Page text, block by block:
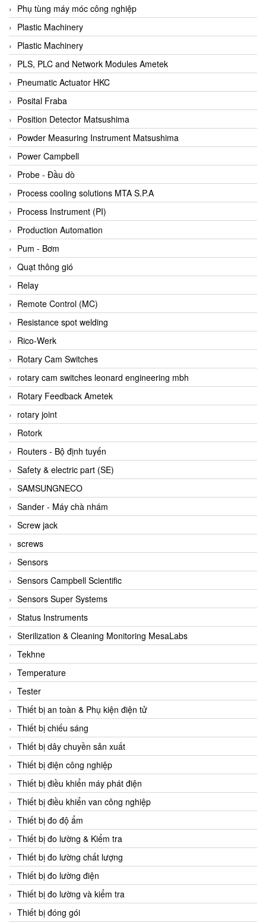
Bernstein Vietnam
Berthold
Bestech
Bestech
BETA
Bifold
Bihl+wiedemann
Bihl+wiedemann
Bilz
Binder Connector
Biotech
BirdX Vietnam
BK Vibro
Black Box
BlackBox Vietnam
BLAGDON PUMP
Bloom Engineering
Boneng
Bopp & Reuther Messtechnik
Bosch
Boydcorp
BRAUN Vietnam
Brinkmann Pumpen
BRONKHORST
Brook Instrument
Brooks Instrument Vietnam
Buhler
BURLING INSTRUMENTS
Burster
BUSCHJOST
Calectro
Campbell Scientific
Canneed Vietnam
Cantoni
CAPS
CAREL Parts
CCS
CD Automation
CEAG Sicherheitst
CEIA Vietnam
Celduc Vietnam
Cemb
Centec GmbH
CEQUBE
CHAUVIN ARNOUX
Checkline
Chino
Chiyoda Seiki
Chiyoda-Tsusho
Chongqing Huaneng
Phụ tùng máy móc công nghiệp
Plastic Machinery
Plastic Machinery
PLS, PLC and Network Modules Ametek
Pneumatic Actuator HKC
Posital Fraba
Position Detector Matsushima
Powder Measuring Instrument Matsushima
Power Campbell
Probe - Đầu dò
Process cooling solutions MTA S.P.A
Process Instrument (PI)
Production Automation
Pum - Bơm
Quạt thông gió
Relay
Remote Control (MC)
Resistance spot welding
Rico-Werk
Rotary Cam Switches
rotary cam switches leonard engineering mbh
Rotary Feedback Ametek
rotary joint
Rotork
Routers - Bộ định tuyến
Safety & electric part (SE)
SAMSUNGNECO
Sander - Máy chà nhám
Screw jack
screws
Sensors
Sensors Campbell Scientific
Sensors Super Systems
Status Instruments
Sterilization & Cleaning Monitoring MesaLabs
Tekhne
Temperature
Tester
Thiết bị an toàn & Phụ kiện điện tử
Thiết bị chiếu sáng
Thiết bị dây chuyền sản xuất
Thiết bị điện công nghiệp
Thiết bị điều khiển máy phát điện
Thiết bị điều khiển van công nghiệp
Thiết bị đo độ ẩm
Thiết bị đo lường & Kiểm tra
Thiết bị đo lường chất lượng
Thiết bị đo lường điện
Thiết bị đo lường và kiểm tra
Thiết bị đóng gói